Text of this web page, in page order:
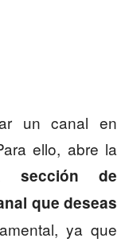
un canal en
ello, abre la
sección de
que deseas
ya que